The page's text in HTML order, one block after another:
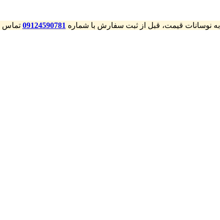
به نوسانات قیمت، قبل از ثبت سفارش با شماره 09124590781 تماس